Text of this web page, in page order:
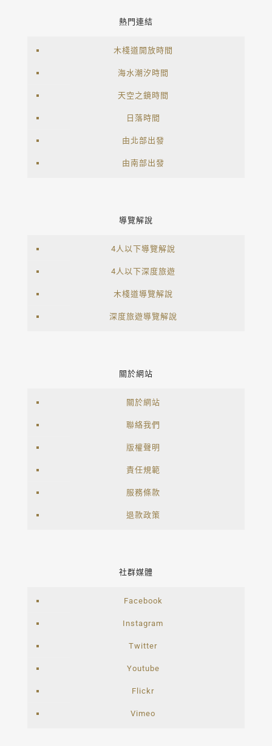
熱門連結
木棧道開放時間
海水潮汐時間
天空之鏡時間
日落時間
由北部出發
由南部出發
導覽解說
4人以下導覽解說
4人以下深度旅遊
木棧道導覽解說
深度旅遊導覽解說
關於網站
關於網站
聯絡我們
版權聲明
責任規範
服務條款
退款政策
社群媒體
Facebook
Instagram
Twitter
Youtube
Flickr
Vimeo